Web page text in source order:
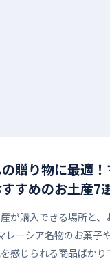
贈り物に最適
すめのお土産7
が購入できる場所と、
レーシア名物のお菓子
感じられる商品ばかり